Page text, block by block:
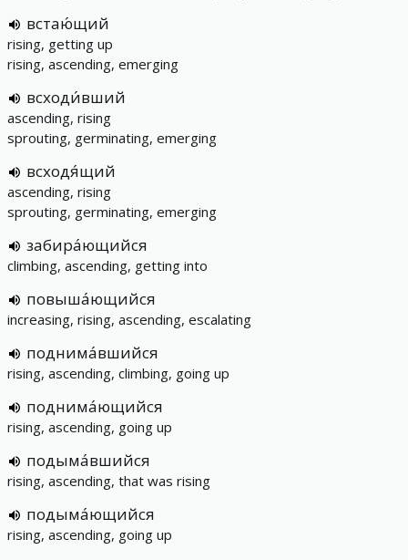
встаю́щий
rising, getting up
rising, ascending, emerging
всходи́вший
ascending, rising
sprouting, germinating, emerging
всходя́щий
ascending, rising
sprouting, germinating, emerging
забира́ющийся
climbing, ascending, getting into
повыша́ющийся
increasing, rising, ascending, escalating
поднима́вшийся
rising, ascending, climbing, going up
поднима́ющийся
rising, ascending, going up
подыма́вшийся
rising, ascending, that was rising
подыма́ющийся
rising, ascending, going up